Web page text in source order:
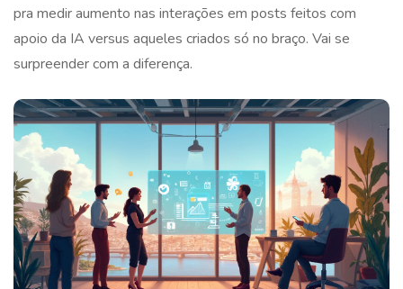
pra medir aumento nas interações em posts feitos com
apoio da IA versus aqueles criados só no braço. Vai se
surpreender com a diferença.